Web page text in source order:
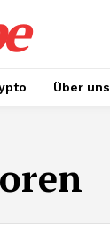
Über uns